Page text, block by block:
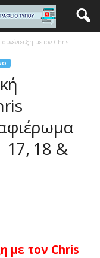
με τον Chris
17, 18 &
με τον Chris